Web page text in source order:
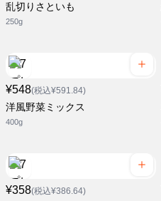
乱切りさといも
250g
¥548(税込¥591.84)
洋風野菜ミックス
400g
¥358(税込¥386.64)